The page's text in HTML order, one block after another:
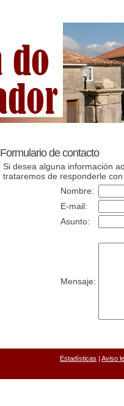
Formulario de contacto
Si desea alguna información
trataremos de responderle
Nombre:
E-mail:
Asunto:
Mensaje:
Estadísticas | Aviso